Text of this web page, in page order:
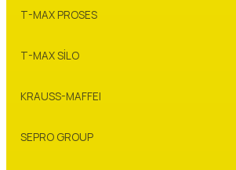
T-MAX PROSES
T-MAX SİLO
KRAUSS-MAFFEI
SEPRO GROUP